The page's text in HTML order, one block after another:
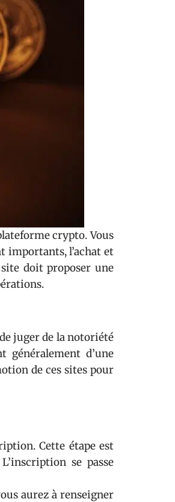
crypto. Vous
importants, l’achat et
doit proposer une
juger de la notoriété
généralement d’une
de ces sites pour
Cette étape est
se passe
aurez à renseigner